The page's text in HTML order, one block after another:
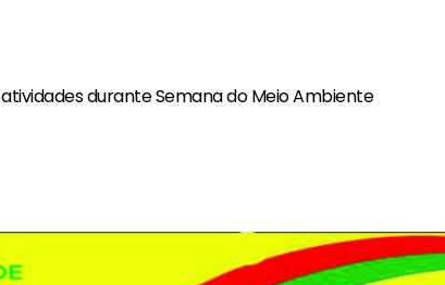
durante Semana do Meio Ambiente